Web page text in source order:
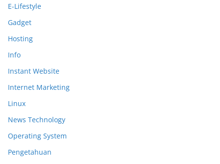
E-Lifestyle
Gadget
Hosting
Info
Instant Website
Internet Marketing
Linux
News Technology
Operating System
Pengetahuan